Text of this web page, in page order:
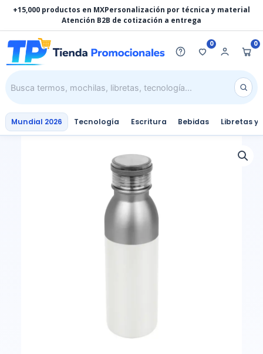
contenido
+15,000 productos en MXPersonalización por técnica y material
Atención B2B de cotización a entrega
0 0
Mundial 2026 Tecnología Escritura Bebidas Libretas y